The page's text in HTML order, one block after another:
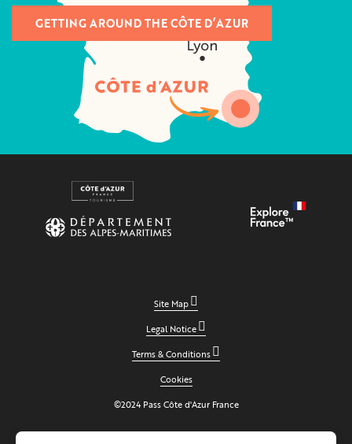
GETTING AROUND THE CÔTE D’AZUR
Site Map
Legal Notice
Terms & Conditions
Cookies
©2024 Pass Côte d'Azur France